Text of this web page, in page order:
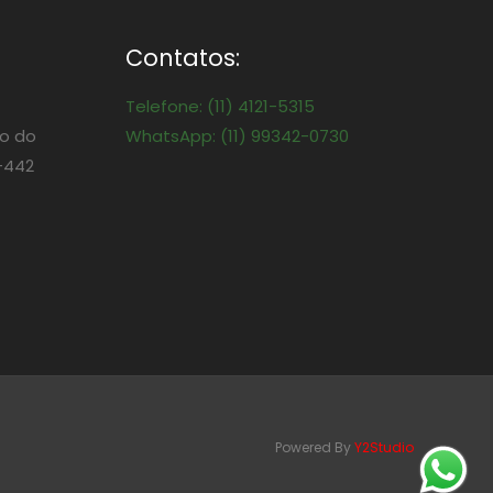
do
442
Contatos:
Telefone: (11) 4121-5315
WhatsApp: (11) 99342-0730
Powered ByY2Studio